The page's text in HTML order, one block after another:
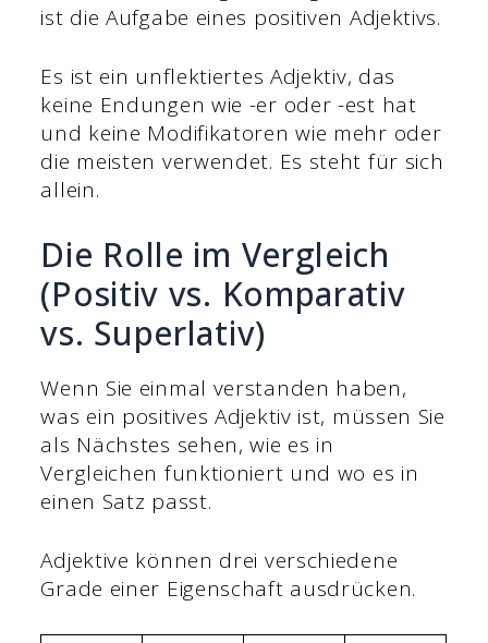
ist die Aufgabe eines positiven Adjektivs.
Es ist ein unflektiertes Adjektiv, das
keine Endungen wie -er oder -est hat
und keine Modifikatoren wie mehr oder
die meisten verwendet. Es steht für sich
allein.
Die Rolle im Vergleich
(Positiv vs. Komparativ
vs. Superlativ)
Wenn Sie einmal verstanden haben,
was ein positives Adjektiv ist, müssen Sie
als Nächstes sehen, wie es in
Vergleichen funktioniert und wo es in
einen Satz passt.
Adjektive können drei verschiedene
Grade einer Eigenschaft ausdrücken.